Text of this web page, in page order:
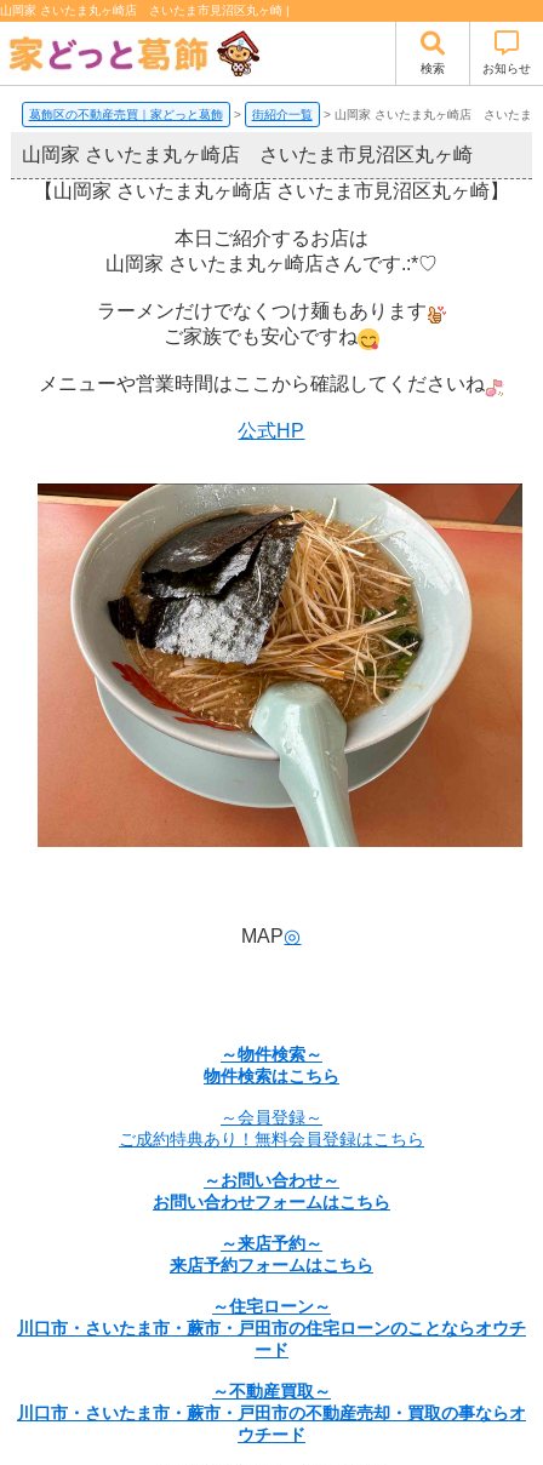
山岡家 さいたま丸ヶ崎店 さいたま市見沼区丸ヶ崎 |
検索 お知らせ
葛飾区の不動産売買｜家どっと葛飾 > 街紹介一覧 > 山岡家 さいたま丸ヶ崎店 さいたま
山岡家 さいたま丸ヶ崎店 さいたま市見沼区丸ヶ崎
【山岡家 さいたま丸ヶ崎店 さいたま市見沼区丸ヶ崎】
本日ご紹介するお店は
山岡家 さいたま丸ヶ崎店さんです.:*♡
ラーメンだけでなくつけ麺もあります
ご家族でも安心ですね
メニューや営業時間はここから確認してくださいね
公式HP
MAP◎
～物件検索～
物件検索はこちら
～会員登録～
ご成約特典あり！無料会員登録はこちら
～お問い合わせ～
お問い合わせフォームはこちら
～来店予約～
来店予約フォームはこちら
～住宅ローン～
川口市・さいたま市・蕨市・戸田市の住宅ローンのことならオウチ
ード
～不動産買取～
川口市・さいたま市・蕨市・戸田市の不動産売却・買取の事ならオ
ウチード